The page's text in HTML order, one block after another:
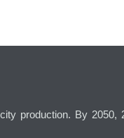
production. By 2050,